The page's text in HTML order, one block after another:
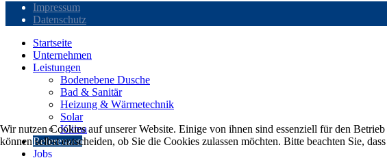
Impressum
Datenschutz
Startseite
Unternehmen
Leistungen
Bodenebene Dusche
Bad & Sanitär
Heizung & Wärmetechnik
Solar
Klima
Referenzen
Jobs
Wir nutzen Cookies auf unserer Website. Einige von ihnen sind essenziell für den
können selbst entscheiden, ob Sie die Cookies zulassen möchten. Bitte beachten Sie,